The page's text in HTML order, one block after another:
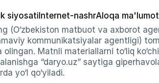
siyosati Internet-nashrAloqa
(O‘zbekiston matbuot va axborot
kommunikatsiyalar agentligi)
Matnli materiallarni to‘liq
“daryo.uz” saytiga
yo‘l qo‘yiladi.